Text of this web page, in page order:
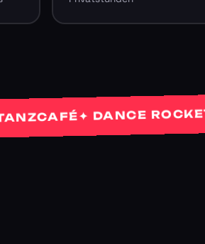
✦ DANCE ROCKETS✦